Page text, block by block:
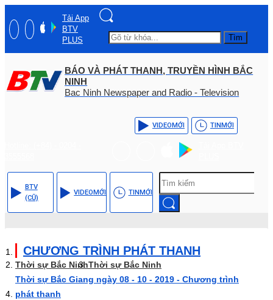
Tải App
BTV
PLUS
Tìm
BÁO VÀ PHÁT THANH, TRUYỀN HÌNH BẮC
NINH
Bac Ninh Newspaper and Radio - Television
VIDEOMỚI TINMỚI
BTV
(CŨ)
VIDEOMỚI TINMỚI
CHƯƠNG TRÌNH PHÁT THANH
Thời sự Bắc NinhThời sự Bắc Ninh
Thời sự Bắc Giang ngày 08 - 10 - 2019 - Chương trình
phát thanh